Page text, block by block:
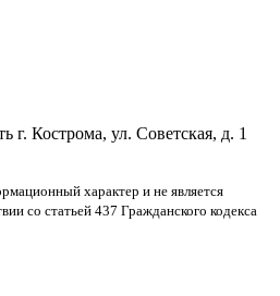
г. Кострома, ул. Советская, д. 1
характер и не является
со статьей 437 Гражданского кодекса